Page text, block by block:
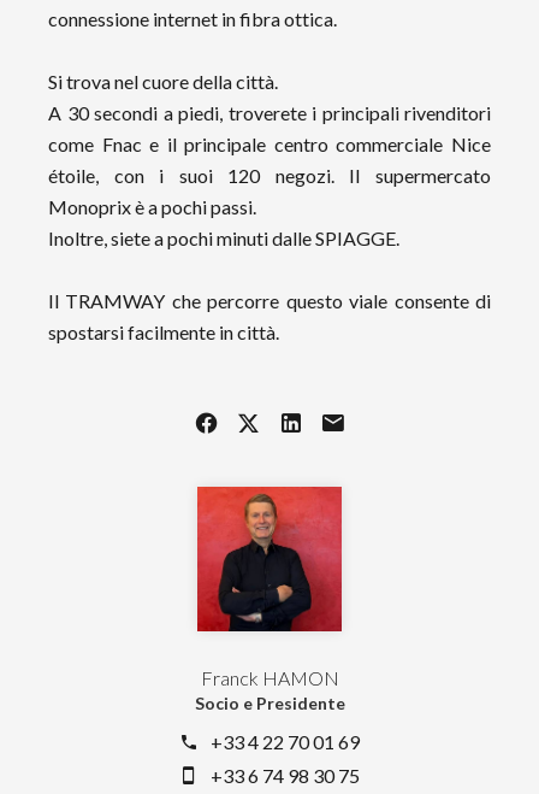
Franck HAMON
Socio e Presidente
+33 4 22 70 01 69
+33 6 74 98 30 75
connessione internet in fibra ottica.
Si trova nel cuore della città.
A 30 secondi a piedi, troverete i principali rivenditori
come Fnac e il principale centro commerciale Nice
étoile, con i suoi 120 negozi. Il supermercato
Monoprix è a pochi passi.
Inoltre, siete a pochi minuti dalle SPIAGGE.
Il TRAMWAY che percorre questo viale consente di
spostarsi facilmente in città.